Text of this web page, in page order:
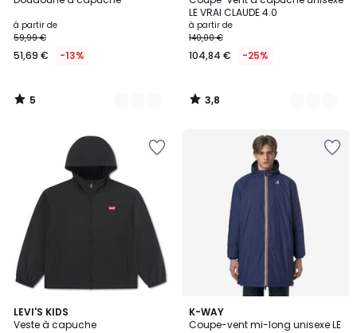
à partir de
59,99 €
51,69 € -13%
Couleurs
5
/
LE VRAI CLAUDE 4.0
à partir de
140,00 €
104,84 € -25%
Couleurs
3,8
/
LEVI'S KIDS
Veste à capuche
K-WAY
Coupe-vent mi-long unisexe LE